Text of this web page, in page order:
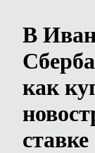
В
как
ставке